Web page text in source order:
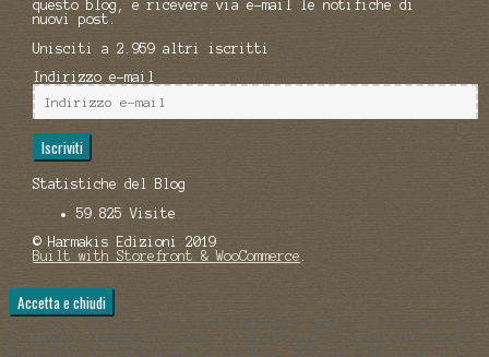
questo blog, e ricevere via e-mail le notifiche di
nuovi post.
Unisciti a 2.959 altri iscritti
Indirizzo e-mail
Iscriviti
Statistiche del Blog
59.825 Visite
© Harmakis Edizioni 2019
Built with Storefront & WooCommerce